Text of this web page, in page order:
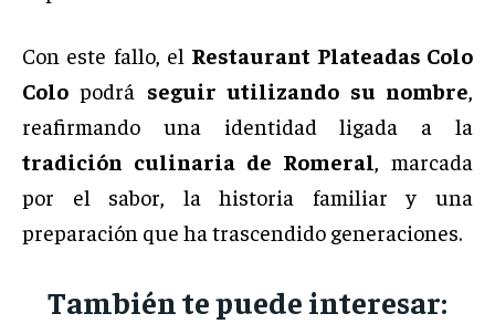
Con este fallo, el Restaurant Plateadas Colo
Colo podrá seguir utilizando su nombre,
reafirmando una identidad ligada a la
tradición culinaria de Romeral, marcada
por el sabor, la historia familiar y una
preparación que ha trascendido generaciones.
También te puede interesar: